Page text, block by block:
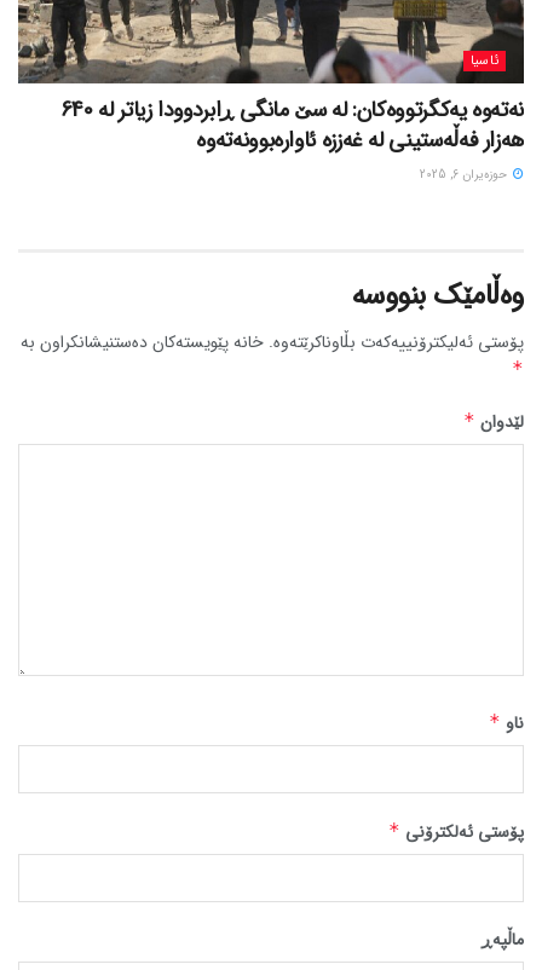
ئاسیا
نەتەوە یەکگرتووەکان: لە سێ مانگی ڕابردوودا زیاتر لە 640
هەزار فەڵەستینی لە غەززە ئاوارەبوونەتەوە
حوزه‌یران 6, 2025
وەڵامێک بنووسە
پۆستی ئەلیکترۆنییەکەت بڵاوناکرێتەوە. خانە پێویستەکان دەستنیشانکراون بە
*
لێدوان *
ناو *
پۆستی ئەلکترۆنی *
ماڵپه‌ڕ